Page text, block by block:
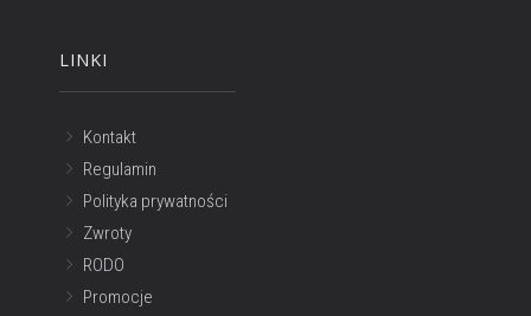
LINKI
Kontakt
Regulamin
Polityka prywatności
Zwroty
RODO
Promocje